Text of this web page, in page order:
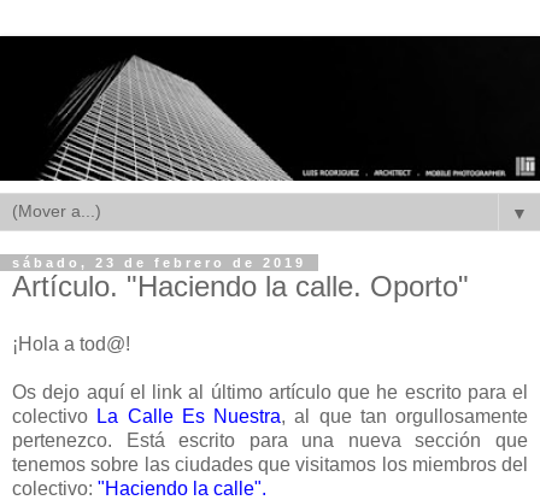
▼
sábado, 23 de febrero de 2019
Artículo. "Haciendo la calle. Oporto"
¡Hola a tod@!
Os dejo aquí el link al último artículo que he escrito para el
colectivo La Calle Es Nuestra, al que tan orgullosamente
pertenezco. Está escrito para una nueva sección que
tenemos sobre las ciudades que visitamos los miembros del
colectivo: "Haciendo la calle".